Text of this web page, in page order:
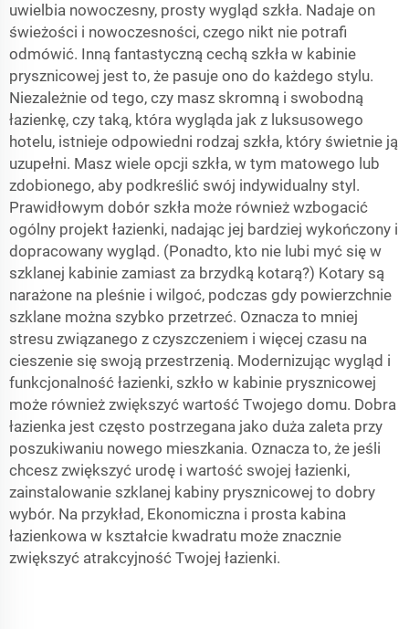
uwielbia nowoczesny, prosty wygląd szkła. Nadaje on
świeżości i nowoczesności, czego nikt nie potrafi
odmówić. Inną fantastyczną cechą szkła w kabinie
prysznicowej jest to, że pasuje ono do każdego stylu.
Niezależnie od tego, czy masz skromną i swobodną
łazienkę, czy taką, która wygląda jak z luksusowego
hotelu, istnieje odpowiedni rodzaj szkła, który świetnie ją
uzupełni. Masz wiele opcji szkła, w tym matowego lub
zdobionego, aby podkreślić swój indywidualny styl.
Prawidłowym dobór szkła może również wzbogacić
ogólny projekt łazienki, nadając jej bardziej wykończony i
dopracowany wygląd. (Ponadto, kto nie lubi myć się w
szklanej kabinie zamiast za brzydką kotarą?) Kotary są
narażone na pleśnie i wilgoć, podczas gdy powierzchnie
szklane można szybko przetrzeć. Oznacza to mniej
stresu związanego z czyszczeniem i więcej czasu na
cieszenie się swoją przestrzenią. Modernizując wygląd i
funkcjonalność łazienki, szkło w kabinie prysznicowej
może również zwiększyć wartość Twojego domu. Dobra
łazienka jest często postrzegana jako duża zaleta przy
poszukiwaniu nowego mieszkania. Oznacza to, że jeśli
chcesz zwiększyć urodę i wartość swojej łazienki,
zainstalowanie szklanej kabiny prysznicowej to dobry
wybór. Na przykład, Ekonomiczna i prosta kabina
łazienkowa w kształcie kwadratu może znacznie
zwiększyć atrakcyjność Twojej łazienki.